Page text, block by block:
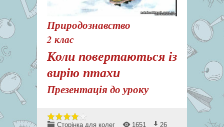
Природознавство
2 клас
Коли повертаються із
вирію птахи
Презентація до уроку
Сторінка для колег 1651 26